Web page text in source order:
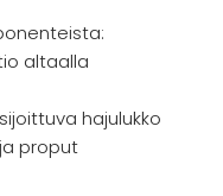
altaalla
hajulukko
proput